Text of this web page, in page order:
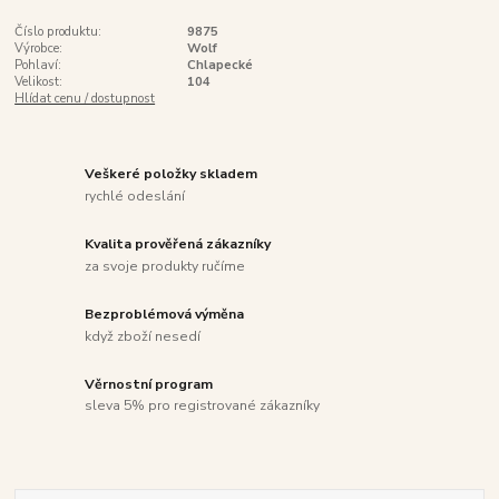
Číslo produktu:
9875
Výrobce:
Wolf
Pohlaví:
Chlapecké
Velikost:
104
Hlídat cenu / dostupnost
Veškeré položky skladem
rychlé odeslání
Kvalita prověřená zákazníky
za svoje produkty ručíme
Bezproblémová výměna
když zboží nesedí
Věrnostní program
sleva 5% pro registrované zákazníky